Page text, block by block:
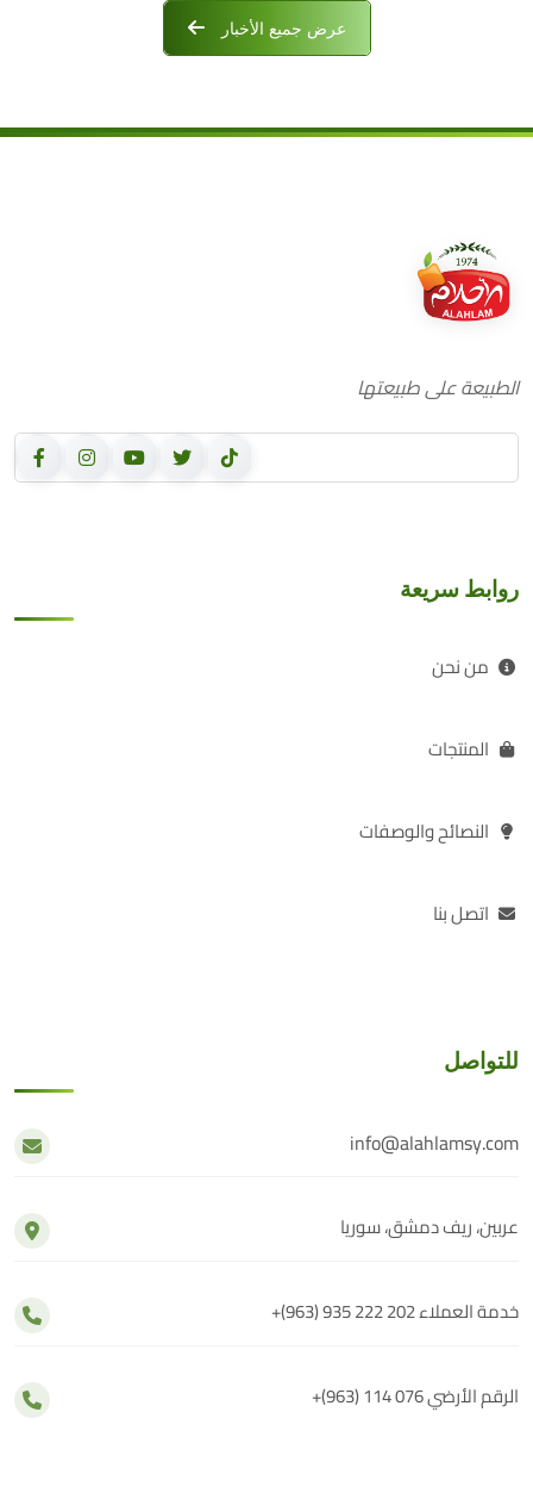
عرض جميع الأخبار
الطبيعة على طبيعتها
روابط سريعة
من نحن
المنتجات
النصائح والوصفات
اتصل بنا
للتواصل
info@alahlamsy.com
عربين، ريف دمشق، سوريا
+(963) 935 222 202خدمة العملاء
+(963) 114 076الرقم الأرضي